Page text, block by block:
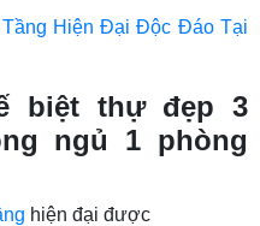
Hiện Đại Độc Đáo Tại
biệt thự đẹp 3
ngủ 1 phòng
hiện đại được